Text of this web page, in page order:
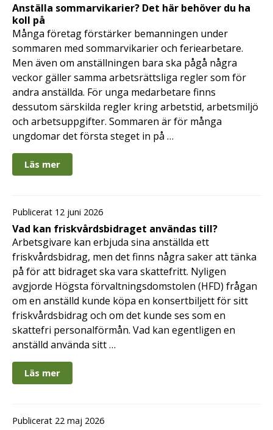
Anställa sommarvikarier? Det här behöver du ha
koll på
Många företag förstärker bemanningen under
sommaren med sommarvikarier och feriearbetare.
Men även om anställningen bara ska pågå några
veckor gäller samma arbetsrättsliga regler som för
andra anställda. För unga medarbetare finns
dessutom särskilda regler kring arbetstid, arbetsmiljö
och arbetsuppgifter. Sommaren är för många
ungdomar det första steget in på …
Läs mer
Publicerat 12 juni 2026
Vad kan friskvårdsbidraget användas till?
Arbetsgivare kan erbjuda sina anställda ett
friskvårdsbidrag, men det finns några saker att tänka
på för att bidraget ska vara skattefritt. Nyligen
avgjorde Högsta förvaltningsdomstolen (HFD) frågan
om en anställd kunde köpa en konsertbiljett för sitt
friskvårdsbidrag och om det kunde ses som en
skattefri personalförmån. Vad kan egentligen en
anställd använda sitt …
Läs mer
Publicerat 22 maj 2026